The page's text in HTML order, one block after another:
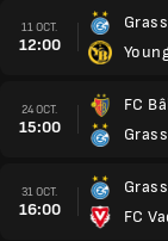
11 OCT.
12:00
24 OCT.
15:00
FC
31 OCT.
16:00
FC